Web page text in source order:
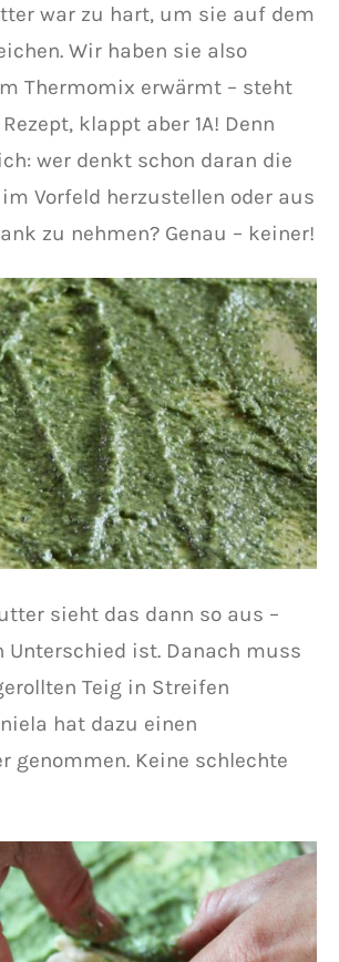
war zu hart, um sie auf dem
Wir haben sie also
Thermomix erwärmt – steht
klappt aber 1A! Denn
wer denkt schon daran die
Vorfeld herzustellen oder aus
zu nehmen? Genau – keiner!
sieht das dann so aus –
Unterschied ist. Danach muss
Teig in Streifen
hat dazu einen
genommen. Keine schlechte